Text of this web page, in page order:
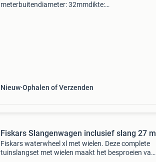
meterbuitendiameter: 32mmdikte:
Nieuw Ophalen of Verzenden
Fiskars Slangenwagen inclusief slang 27 m
Fiskars waterwheel xl met wielen. Deze complete
tuinslangset met wielen maakt het besproeien van